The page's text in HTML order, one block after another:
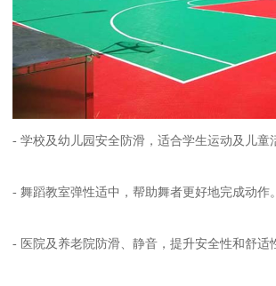
- 学校及幼儿园安全防滑，适合学生运动及儿童
- 舞蹈教室弹性适中，帮助舞者更好地完成动作。
- 医院及养老院防滑、静音，提升安全性和舒适